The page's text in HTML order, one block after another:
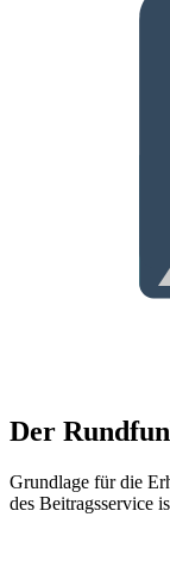
Der
Grundlage für die
des Beitragsservice